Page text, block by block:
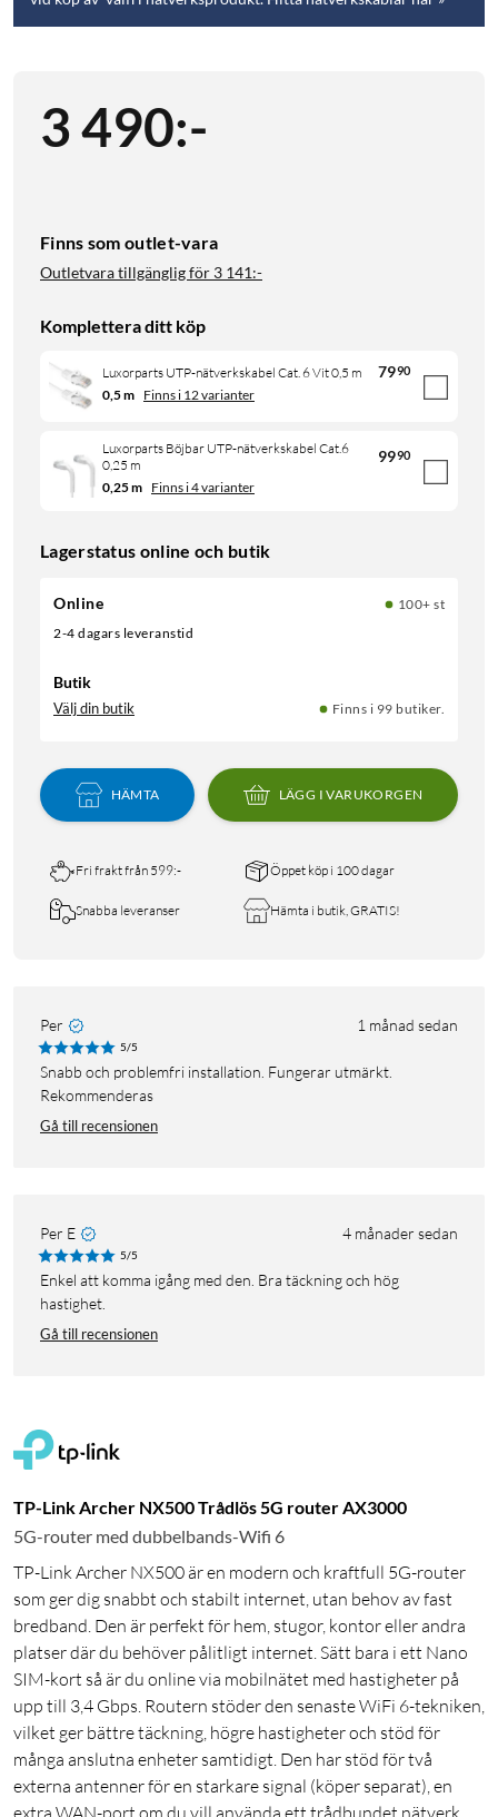
3 490:-
Finns som outlet-vara
Outletvara tillgänglig för 3 141:-
Komplettera ditt köp
Luxorparts UTP-nätverkskabel Cat. 6 Vit 0,5 m 7990
0,5 m Finns i 12 varianter
Luxorparts Böjbar UTP-nätverkskabel Cat.6
0,25 m
9990
0,25 m Finns i 4 varianter
Lagerstatus online och butik
Online
100+ st
2-4 dagars leveranstid
Butik
Välj din butik Finns i 99 butiker.
HÄMTA LÄGG I VARUKORGEN
Fri frakt från 599:- Öppet köp i 100 dagar
Snabba leveranser Hämta i butik, GRATIS!
Per 1 månad sedan
5/5
Snabb och problemfri installation. Fungerar utmärkt.
Rekommenderas
Gå till recensionen
Per E 4 månader sedan
5/5
Enkel att komma igång med den. Bra täckning och hög
hastighet.
Gå till recensionen
TP-Link Archer NX500 Trådlös 5G router AX3000
5G-router med dubbelbands-Wifi 6
TP-Link Archer NX500 är en modern och kraftfull 5G-router
som ger dig snabbt och stabilt internet, utan behov av fast
bredband. Den är perfekt för hem, stugor, kontor eller andra
platser där du behöver pålitligt internet. Sätt bara i ett Nano
SIM-kort så är du online via mobilnätet med hastigheter på
upp till 3,4 Gbps. Routern stöder den senaste WiFi 6-tekniken,
vilket ger bättre täckning, högre hastigheter och stöd för
många anslutna enheter samtidigt. Den har stöd för två
externa antenner för en starkare signal (köper separat), en